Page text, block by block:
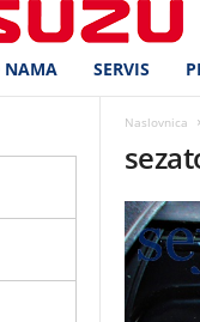
NAMA SERVIS
Naslovnica